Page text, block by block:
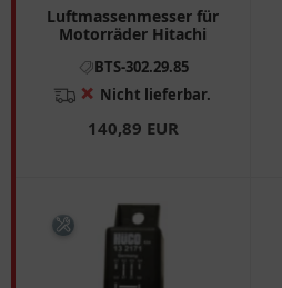
Luftmassenmesser für
Motorräder Hitachi
BTS-302.29.85
❌ Nicht lieferbar.
140,89 EUR